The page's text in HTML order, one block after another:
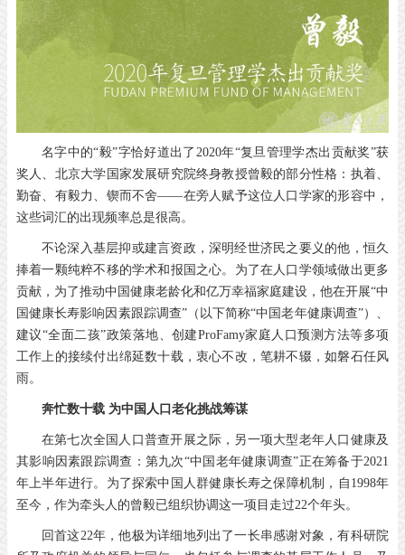
名字中的“毅”字恰好道出了2020年“复旦管理学杰出贡献奖”获
奖人、北京大学国家发展研究院终身教授曾毅的部分性格：执着、
勤奋、有毅力、锲而不舍——在旁人赋予这位人口学家的形容中，
这些词汇的出现频率总是很高。
不论深入基层抑或建言资政，深明经世济民之要义的他，恒久
捧着一颗纯粹不移的学术和报国之心。为了在人口学领域做出更多
贡献，为了推动中国健康老龄化和亿万幸福家庭建设，他在开展“中
国健康长寿影响因素跟踪调查”（以下简称“中国老年健康调查”）、
建议“全面二孩”政策落地、创建ProFamy家庭人口预测方法等多项
工作上的接续付出绵延数十载，衷心不改，笔耕不辍，如磐石任风
雨。
奔忙数十载 为中国人口老化挑战筹谋
在第七次全国人口普查开展之际，另一项大型老年人口健康及
其影响因素跟踪调查：第九次“中国老年健康调查”正在筹备于2021
年上半年进行。为了探索中国人群健康长寿之保障机制，自1998年
至今，作为牵头人的曾毅已组织协调这一项目走过22个年头。
回首这22年，他极为详细地列出了一长串感谢对象，有科研院